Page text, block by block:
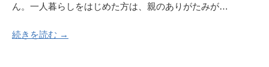
ん。一人暮らしをはじめた方は、親のありがたみが…
続きを読む →